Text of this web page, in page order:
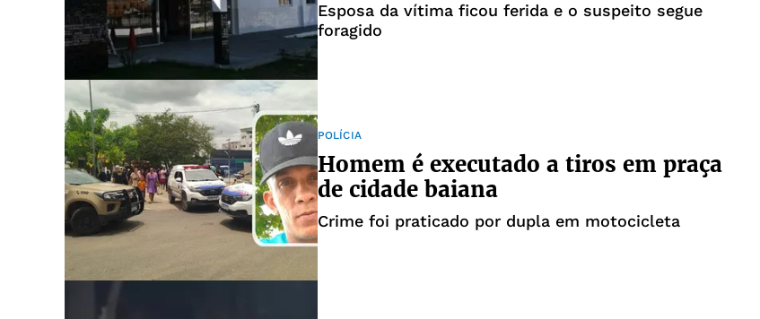
Esposa da vítima ficou ferida e o suspeito segue
foragido
POLÍCIA
Homem é executado a tiros em praça
de cidade baiana
Crime foi praticado por dupla em motocicleta